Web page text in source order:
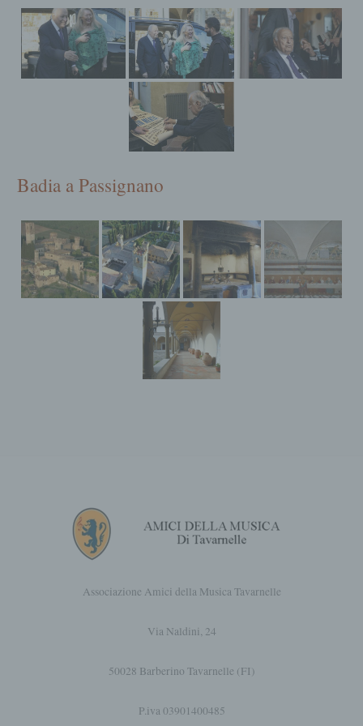
Badia a Passignano
Associazione Amici della Musica Tavarnelle
Via Naldini, 24
50028 Barberino Tavarnelle (FI)
P.iva 03901400485
l'organizzazione, l'archiviazione, la
conservazione, l'adattamento o la modifica,
l'estrazione, la consultazione, l'uso, la
diffusione, la trasmissione, la diffusione o la
messa a disposizione in altro modo,
l'allineamento o l'interconnessione, la
restrizione, la cancellazione o la distruzione.
d) Restrizione dell'elaborazione
dei dati personali memorizzati al fine di
e) Profilatura
Profiling è qualsiasi trattamento
automatizzato di dati personali che consiste
nell'utilizzare tali dati personali per valutare
determinati aspetti personali relativi a una
persona fisica, in particolare per analizzare o
prevedere aspetti relativi all'esecuzione del
lavoro, alla situazione economica, allo stato
di salute, alle preferenze personali, agli
determinato soggetto senza la necessità di
informazioni supplementari, a condizione
che tali informazioni supplementari siano
a misure tecniche e organizzative che
sono stati raccolti.
d) Restrizione dell'elaborazione
dei dati personali memorizzati al fine di